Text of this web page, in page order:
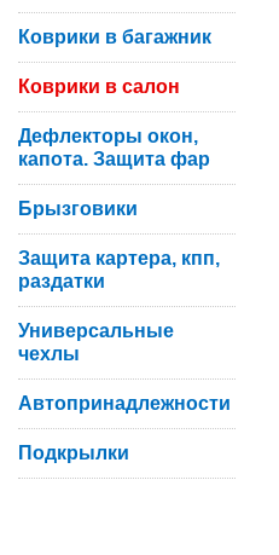
Коврики в багажник
Коврики в салон
Дефлекторы окон,
капота. Защита фар
Брызговики
Защита картера, кпп,
раздатки
Универсальные
чехлы
Автопринадлежности
Подкрылки